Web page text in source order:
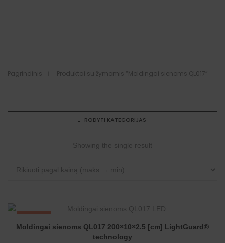
Pagrindinis Produktai su žymomis “Moldingai sienoms QL017”
RODYTI KATEGORIJAS
Showing the single result
NAUJIENA
Moldingai sienoms QL017 200×10×2.5 [cm] LightGuard®
technology